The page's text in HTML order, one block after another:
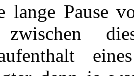
lange Pause